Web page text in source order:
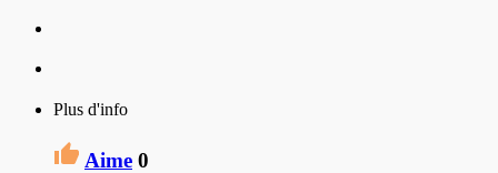
Plus d'info
Aime 0